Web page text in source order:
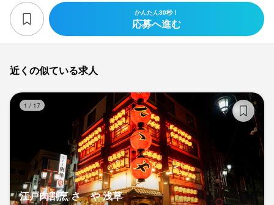
かんたん30秒！
応募へ進む
近くの似ている求人
1 / 17
江戸肉割烹 さゝや 浅草